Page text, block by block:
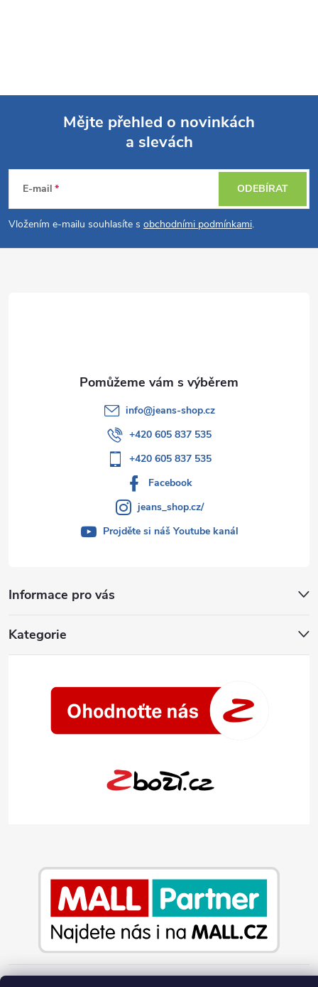
a
í
p
p
a
Mějte přehled o novinkách
a slevách
E-mail
Vložením e-mailu souhlasíte s obchodními podmínkami.
ODEBÍRAT
Informace pro vás
Kategorie
info@jeans-shop.cz
+420 605 837 535
+420 605 837 535
Facebook
jeans_shop.cz/
Projděte si náš Youtube kanál